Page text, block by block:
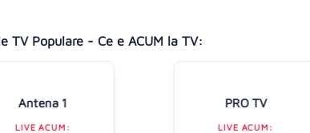
TV Populare - Ce e ACUM la TV:
Antena 1
LIVE ACUM:
PRO TV
LIVE ACUM: